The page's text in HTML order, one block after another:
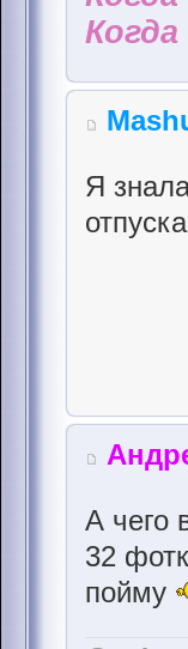
Я
А чего
32
пойму